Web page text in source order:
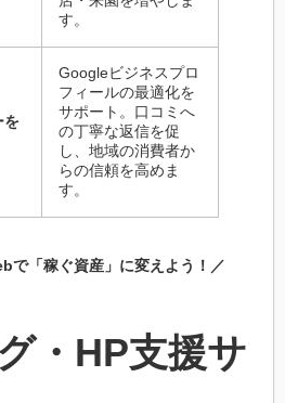
す。
を
Googleビジネスプロ
フィールの最適化を
サポート。口コミへ
の丁寧な返信を促
し、地域の消費者か
らの信頼を高めま
す。
で「稼ぐ資産」に変えよう！／
・HP支援サ